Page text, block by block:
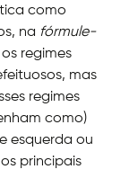
como
na fórmule-
regimes
mas
regimes
como)
esquerda ou
principais